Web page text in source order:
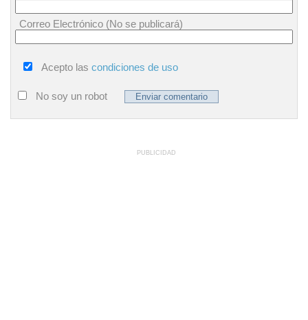
Correo Electrónico (No se publicará)
Acepto las condiciones de uso
No soy un robot
PUBLICIDAD